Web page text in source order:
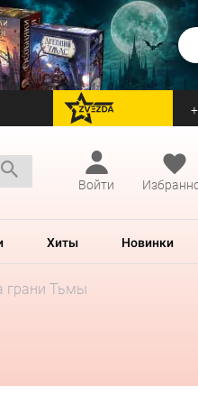
перейти на Zvezda
Войти
Хиты Новинки
грани Тьмы